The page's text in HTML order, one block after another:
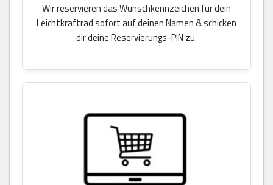
Wir reservieren das Wunschkennzeichen für dein
Leichtkraftrad sofort auf deinen Namen & schicken
dir deine Reservierungs-PIN zu.